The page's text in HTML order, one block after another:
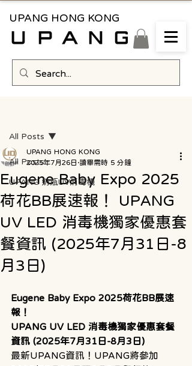
UPANG HONG KONG
All Posts
UPANG 奶瓶UV消毒機
All Posts
Eugene Baby Expo 2025
荷花BB展速報！ UPANG
UV LED 消毒機獨家優惠套
餐資訊 (2025年7月31日-8
月3日)
UPANG HONG KONG
2025年7月26日
讀畢需時 5 分鐘
Eugene Baby Expo 2025荷花BB展速
報！
UPANG UV LED 消毒機獨家優惠套餐
資訊 (2025年7月31日-8月3日)
最新UPANG資訊！UPANG將參加